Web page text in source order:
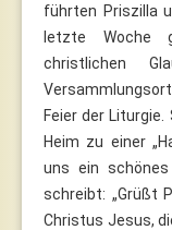
führten Priszilla
letzte Woche
christlichen
Feier der
Heim zu einer
uns ein
schreibt: „Grüßt
Christus Jesus,